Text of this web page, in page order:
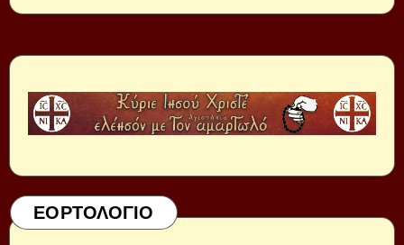
ΕΟΡΤΟΛΟΓΙΟ